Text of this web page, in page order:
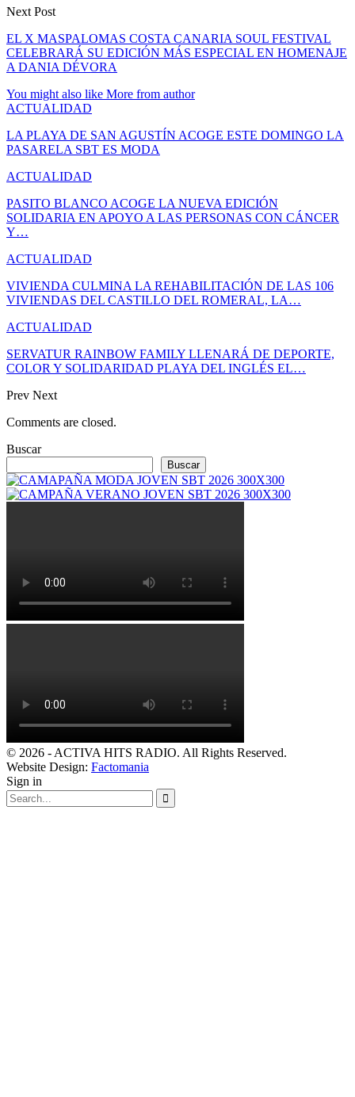
Next Post
EL X MASPALOMAS COSTA CANARIA SOUL FESTIVAL
CELEBRARÁ SU EDICIÓN MÁS ESPECIAL EN HOMENAJE
A DANIA DÉVORA
You might also like More from author
ACTUALIDAD
LA PLAYA DE SAN AGUSTÍN ACOGE ESTE DOMINGO LA
PASARELA SBT ES MODA
ACTUALIDAD
PASITO BLANCO ACOGE LA NUEVA EDICIÓN
SOLIDARIA EN APOYO A LAS PERSONAS CON CÁNCER
Y…
ACTUALIDAD
VIVIENDA CULMINA LA REHABILITACIÓN DE LAS 106
VIVIENDAS DEL CASTILLO DEL ROMERAL, LA…
ACTUALIDAD
SERVATUR RAINBOW FAMILY LLENARÁ DE DEPORTE,
COLOR Y SOLIDARIDAD PLAYA DEL INGLÉS EL…
Prev Next
Comments are closed.
Buscar
Buscar
© 2026 - ACTIVA HITS RADIO. All Rights Reserved.
Website Design: Factomania
Sign in